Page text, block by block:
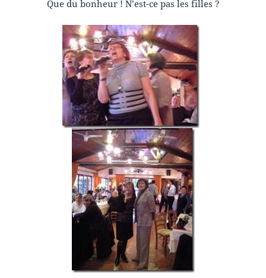
Que du bonheur ! N’est-ce pas les filles ?